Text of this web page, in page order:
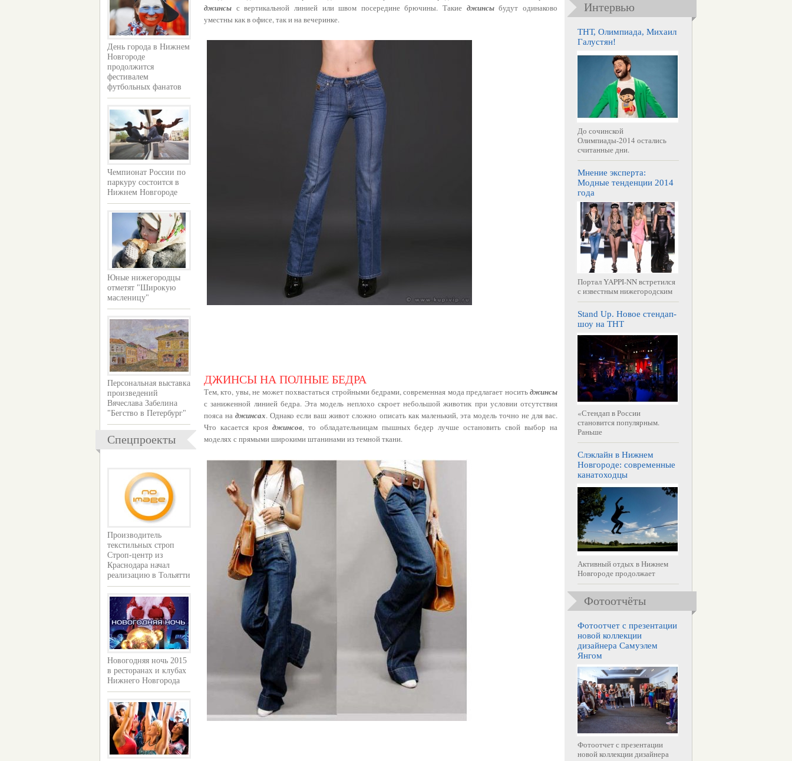
День города в Нижнем
Новгороде
продолжится
фестивалем
футбольных фанатов
Чемпионат России по
паркуру состоится в
Нижнем Новгороде
Юные нижегородцы
отметят "Широкую
масленицу"
Персональная выставка
произведений
Вячеслава Забелина
"Бегство в Петербург"
Спецпроекты
Производитель
текстильных строп
Строп-центр из
Краснодара начал
реализацию в Тольятти
Новогодняя ночь 2015
в ресторанах и клубах
Нижнего Новгорода
джинсы с вертикальной линией или швом посередине брючины. Такие джинсыбудут одинаково
уместны как в офисе, так и на вечеринке.
ДЖИНСЫ НА ПОЛНЫЕ БЕДРА
Тем, кто, увы, не может похвастаться стройными бедрами, современная мода предлагает носитьджинсы
с заниженной линией бедра. Эта модель неплохо скроет небольшой животик при условии отсутствия
пояса наджинсах. Однако если ваш живот сложно описать как маленький, эта модель точно не для вас.
Что касается кроя джинсов, то обладательницам пышных бедер лучше остановить свой выбор на
моделях с прямыми широкими штанинами из темной ткани.
Интервью
ТНТ, Олимпиада, Михаил
Галустян!
До сочинской
Олимпиады-2014 остались
считанные дни.
Мнение эксперта:
Модные тенденции 2014
года
Портал YAPPI-NN встретился
с известным нижегородским
Stand Up. Новое стендап-
шоу на ТНТ
«Стендап в России
становится популярным.
Раньше
Слэклайн в Нижнем
Новгороде: современные
канатоходцы
Активный отдых в Нижнем
Новгороде продолжает
Фотоотчёты
Фотоотчет с презентации
новой коллекции
дизайнера Самуэлем
Янгом
Фотоотчет с презентации
новой коллекции дизайнера